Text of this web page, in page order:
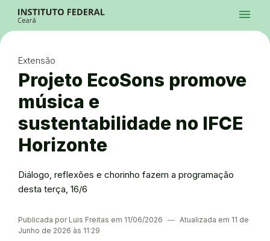
Ir para a busca
Ir para o menu principal
Ir para o conteúdo
Alto Contraste
Login da Área Administrativa
Acessibilidade
menu
InstagramTwitter/XFacebook
Extensão
Projeto EcoSons promove
música e
sustentabilidade no IFCE
Horizonte
Diálogo, reflexões e chorinho fazem a programação
desta terça, 16/6
Publicada por Luis Freitas em 11/06/2026 ― Atualizada em 11 de
Junho de 2026 às 11:29